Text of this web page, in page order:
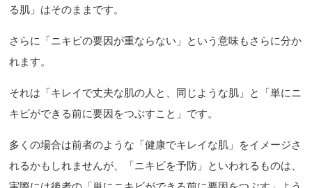
る肌」はそのままです。
さらに「ニキビの要因が重ならない」という意味もさらに分か
れます。
それは「キレイで丈夫な肌の人と、同じような肌」と「単にニ
キビができる前に要因をつぶすこと」です。
多くの場合は前者のような「健康でキレイな肌」をイメージさ
れるかもしれませんが、「ニキビを予防」といわれるものは、